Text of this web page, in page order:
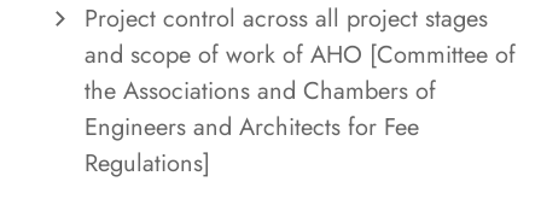
Project control across all project stages
and scope of work of AHO [Committee of
the Associations and Chambers of
Engineers and Architects for Fee
Regulations]